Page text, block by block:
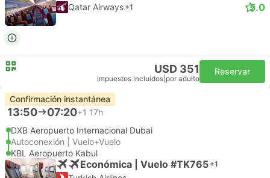
Qatar Airways +1 5.0
USD 351
Impuestos incluidos por adulto
Reservar
Confirmación instantánea
13:50 07:20+1 17h
DXB Aeropuerto Internacional Dubai
Autoconexión | Vuelo+Vuelo
KBL Aeropuerto Kabul
Económica | Vuelo #TK765 +1